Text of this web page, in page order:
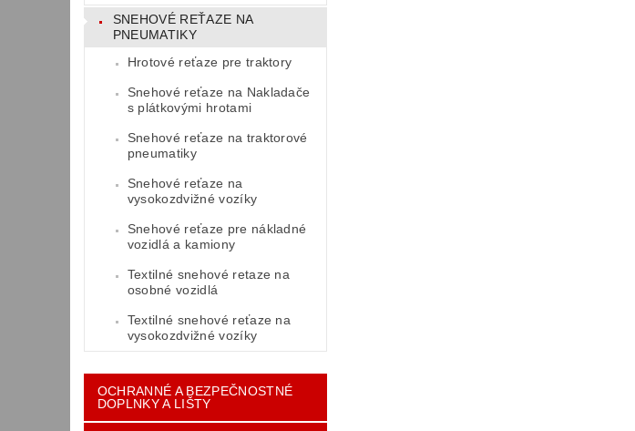
SNEHOVÉ REŤAZE NA
PNEUMATIKY
Hrotové reťaze pre traktory
Snehové reťaze na Nakladače
s plátkovými hrotami
Snehové reťaze na traktorové
pneumatiky
Snehové reťaze na
vysokozdvižné vozíky
Snehové reťaze pre nákladné
vozidlá a kamiony
Textilné snehové retaze na
osobné vozidlá
Textilné snehové reťaze na
vysokozdvižné vozíky
OCHRANNÉ A BEZPEČNOSTNÉ
DOPLNKY A LIŠTY